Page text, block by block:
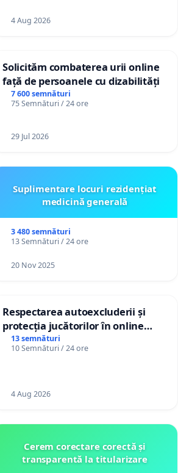
4 Aug 2026
Solicităm combaterea urii online
față de persoanele cu dizabilități
7 600 semnături
75 Semnături / 24 ore
29 Jul 2026
Suplimentare locuri rezidențiat
medicină generală
3 480 semnături
13 Semnături / 24 ore
20 Nov 2025
Respectarea autoexcluderii și
protecția jucătorilor în online
casino
13 semnături
10 Semnături / 24 ore
4 Aug 2026
Cerem corectare corectă și
transparentă la titularizare